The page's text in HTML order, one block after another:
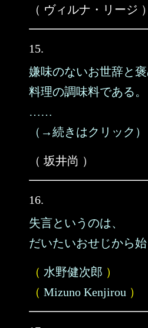
（ ヴィルナ・リージ ）
15.
嫌味のないお世辞と
料理の調味料である。
……
（→続きはクリック）
（ 坂井尚 ）
16.
失言というのは、
だいたいおせじから始
（ 水野健次郎 ）
（ Mizuno Kenjirou ）